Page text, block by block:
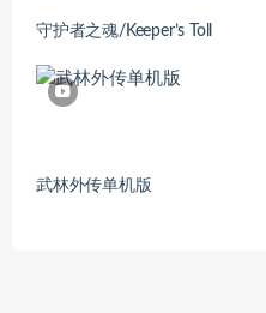
守护者之魂/Keeper’s Toll
武林外传单机版